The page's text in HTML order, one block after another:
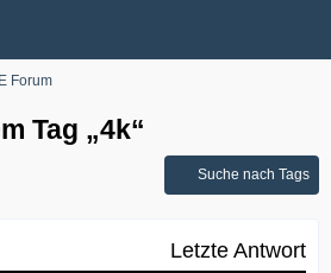
Forum
Tag „4k“
Suche nach Tags
Letzte Antwort